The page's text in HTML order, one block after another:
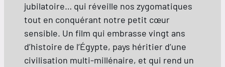
jubilatoire… qui réveille nos zygomatiques
tout en conquérant notre petit cœur
sensible. Un film qui embrasse vingt ans
d’histoire de l’Égypte, pays héritier d’une
civilisation multi-millénaire, et qui rend un